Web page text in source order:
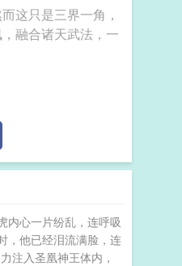
这只是三界一角，
融合诸天武法，一
内心一片纷乱，连呼吸
，他已经泪流满脸，连
注入圣凰神王体内，